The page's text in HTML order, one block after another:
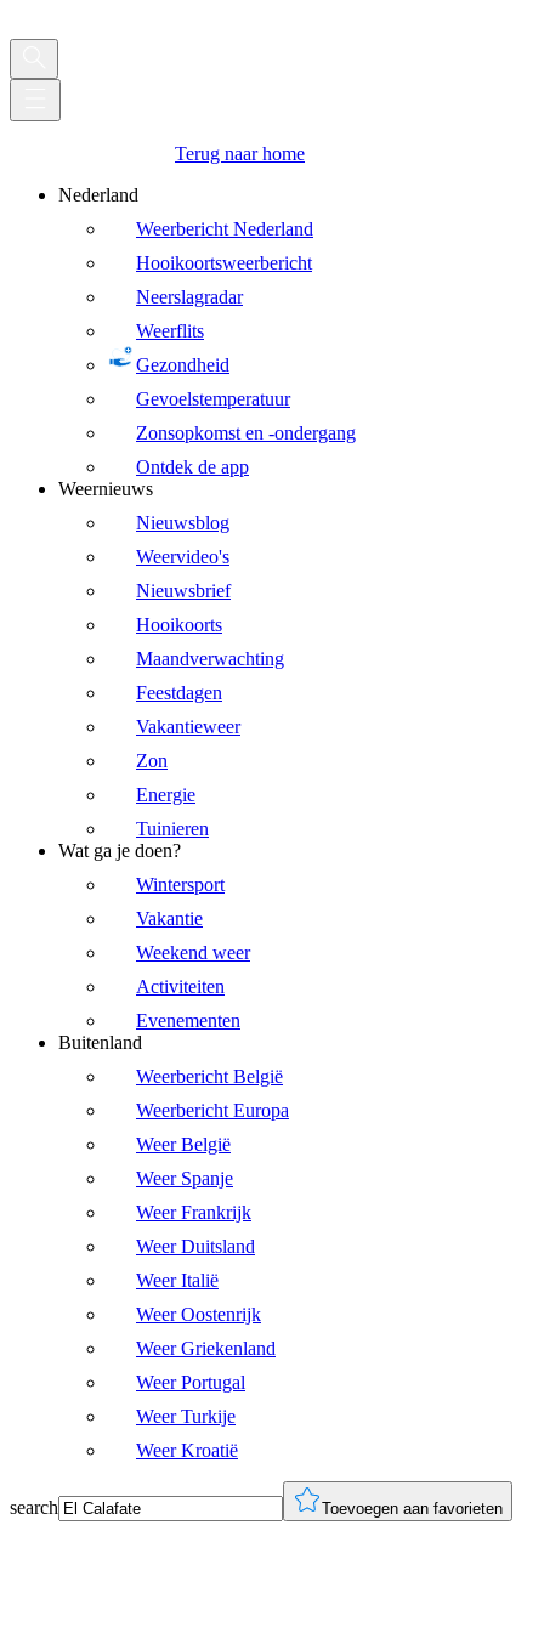
Terug naar home
Nederland
Weerbericht Nederland
Hooikoortsweerbericht
Neerslagradar
Weerflits
Gezondheid
Gevoelstemperatuur
Zonsopkomst en -ondergang
Ontdek de app
Weernieuws
Nieuwsblog
Weervideo's
Nieuwsbrief
Hooikoorts
Maandverwachting
Feestdagen
Vakantieweer
Zon
Energie
Tuinieren
Wat ga je doen?
Wintersport
Vakantie
Weekend weer
Activiteiten
Evenementen
Buitenland
Weerbericht België
Weerbericht Europa
Weer België
Weer Spanje
Weer Frankrijk
Weer Duitsland
Weer Italië
Weer Oostenrijk
Weer Griekenland
Weer Portugal
Weer Turkije
Weer Kroatië
search Toevoegen aan favorieten